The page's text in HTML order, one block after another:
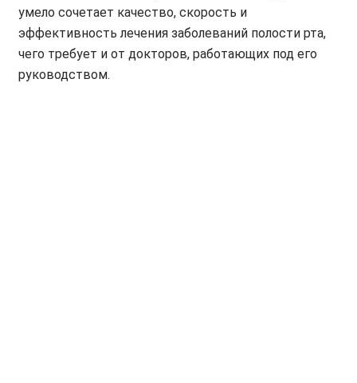
умело сочетает качество, скорость и
эффективность лечения заболеваний полости рта,
чего требует и от докторов, работающих под его
руководством.